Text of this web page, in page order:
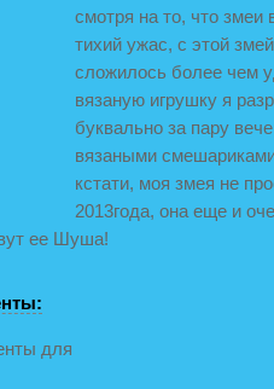
смотря на то, что
тихий ужас, с этой
сложилось более чем
вязаную игрушку я
буквально за пару
вязаными
кстати, моя змея не
2013года, она еще и
ее Шуша!